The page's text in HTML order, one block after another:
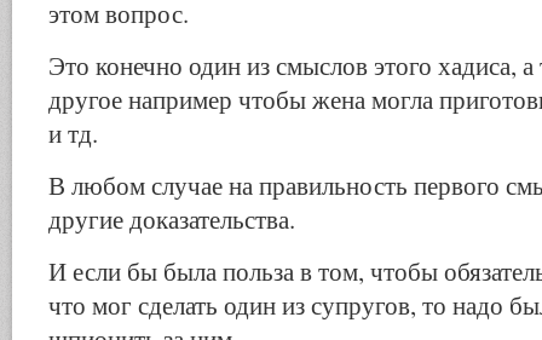
этом вопрос.
Это конечно один из смыслов этого хадиса,
другое например чтобы жена могла
и тд.
В любом случае на правильность первого
другие доказательства.
И если бы была польза в том, чтобы
что мог сделать один из супругов, то надо